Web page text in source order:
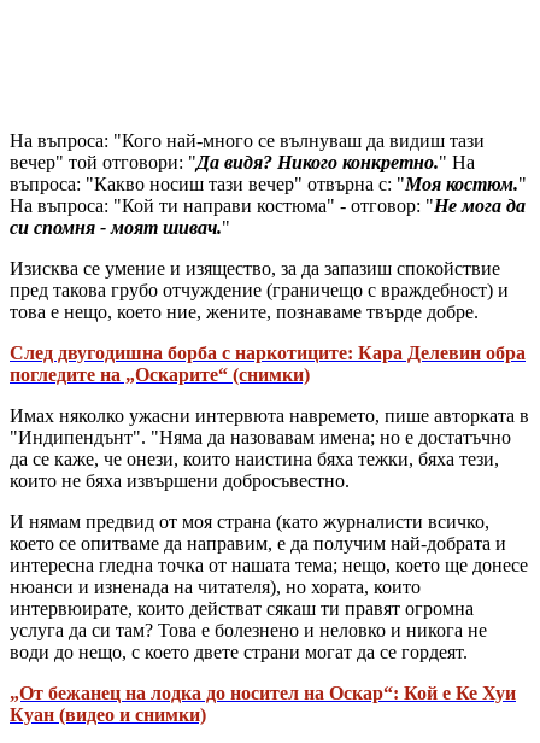
На въпроса: "Кого най-много се вълнуваш да видиш тази
вечер" той отговори: "Да видя? Никого конкретно." На
въпроса: "Какво носиш тази вечер" отвърна с: "Моя костюм."
На въпроса: "Кой ти направи костюма" - отговор: "Не мога да
си спомня - моят шивач."
Изисква се умение и изящество, за да запазиш спокойствие
пред такова грубо отчуждение (граничещо с враждебност) и
това е нещо, което ние, жените, познаваме твърде добре.
След двугодишна борба с наркотиците: Кара Делевин обра
погледите на „Оскарите“ (снимки)
Имах няколко ужасни интервюта навремето, пише авторката в
"Индипендънт". "Няма да назовавам имена; но е достатъчно
да се каже, че онези, които наистина бяха тежки, бяха тези,
които не бяха извършени добросъвестно.
И нямам предвид от моя страна (като журналисти всичко,
което се опитваме да направим, е да получим най-добрата и
интересна гледна точка от нашата тема; нещо, което ще донесе
нюанси и изненада на читателя), но хората, които
интервюирате, които действат сякаш ти правят огромна
услуга да си там? Това е болезнено и неловко и никога не
води до нещо, с което двете страни могат да се гордеят.
„От бежанец на лодка до носител на Оскар“: Кой е Ке Хуи
Куан (видео и снимки)